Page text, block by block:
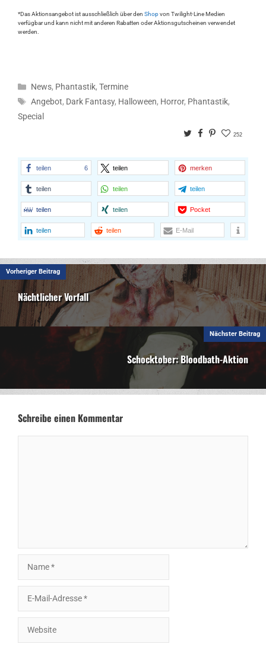
*Das Aktionsangebot ist ausschließlich über den Shopvon Twilight-Line Medien
verfügbar und kann nicht mit anderen Rabatten oder Aktionsgutscheinen verwendet
werden.
Kategorien
News, Phantastik,Termine
Schlagwörter
Angebot, Dark Fantasy, Halloween, Horror, Phantastik,
Special
TwitterFacebook
Pinterest
252
teilen 6 teilen merken
teilen teilen teilen
teilen teilen Pocket
teilen teilen E-Mail
Vorheriger Beitrag
Nächtlicher Vorfall
Nächster Beitrag
Schocktober: Bloodbath-Aktion
Schreibe einen Kommentar
Mail-
Adresse